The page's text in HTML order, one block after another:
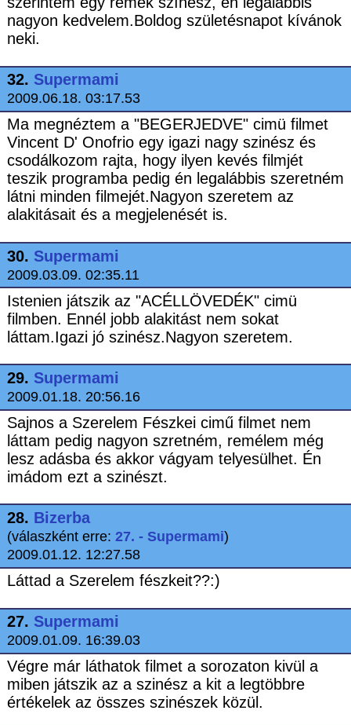
nagyon kedvelem.Boldog születésnapot kívánok
neki.
32. Supermami
2009.06.18. 03:17.53
Ma megnéztem a "BEGERJEDVE" cimü filmet
Vincent D' Onofrio egy igazi nagy szinész és
csodálkozom rajta, hogy ilyen kevés filmjét
teszik programba pedig én legalábbis szeretném
látni minden filmejét.Nagyon szeretem az
alakitásait és a megjelenését is.
30. Supermami
2009.03.09. 02:35.11
Istenien játszik az "ACÉLLÖVEDÉK" cimü
filmben. Ennél jobb alakitást nem sokat
láttam.Igazi jó szinész.Nagyon szeretem.
29. Supermami
2009.01.18. 20:56.16
Sajnos a Szerelem Fészkei cimű filmet nem
láttam pedig nagyon szretném, remélem még
lesz adásba és akkor vágyam telyesülhet. Én
imádom ezt a szinészt.
28. Bizerba
(válaszként erre: 27. - Supermami)
2009.01.12. 12:27.58
Láttad a Szerelem fészkeit??:)
27. Supermami
2009.01.09. 16:39.03
Végre már láthatok filmet a sorozaton kivül a
miben játszik az a szinész a kit a legtöbbre
értékelek az összes szinészek közül.